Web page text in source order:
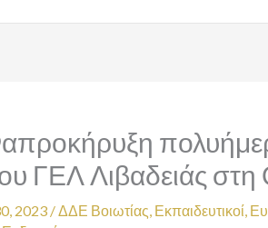
ΓΕΛ Λιβαδειάς
2023 /ΔΔΕ Βοιωτίας, Εκπαιδευτικοί,